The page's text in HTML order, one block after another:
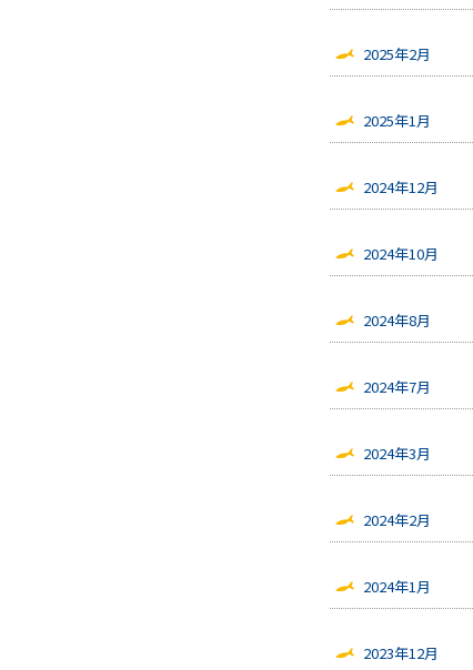
2025年2月
2025年1月
2024年12月
2024年10月
2024年8月
2024年7月
2024年3月
2024年2月
2024年1月
2023年12月